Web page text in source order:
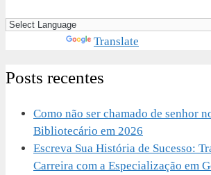
Translate
Posts recentes
Como não ser chamado de senhor
Bibliotecário em 2026
Escreva Sua História de Sucesso:
Carreira com a Especialização em